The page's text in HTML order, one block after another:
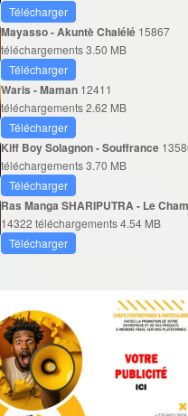
Télécharger
Mayasso - Akuntè Chalélé 15867
téléchargements3.50 MB
Télécharger
Waris - Maman 12411
téléchargements2.62 MB
Télécharger
Kiff Boy Solagnon - Souffrance
téléchargements3.70 MB
Télécharger
Ras Manga SHARIPUTRA - Le
14322 téléchargements4.54 MB
Télécharger